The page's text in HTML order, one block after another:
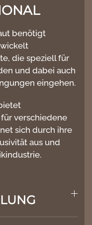
benötigt
die speziell für
und dabei auch
eingehen.
verschiedene
sich durch ihre
aus und